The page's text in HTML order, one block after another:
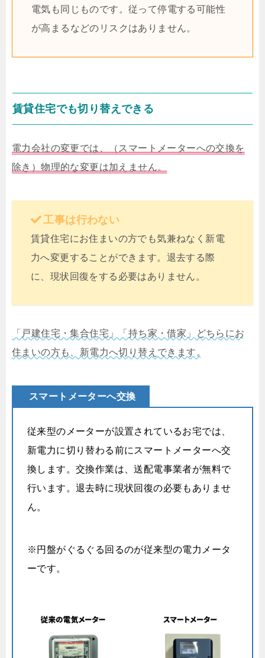
電気も同じものです。従って停電する可能性
が高まるなどのリスクはありません。
賃貸住宅でも切り替えできる
電力会社の変更では、（スマートメーターへの交換を
除き）物理的な変更は加えません。
工事は行わない
賃貸住宅にお住まいの方でも気兼ねなく新電
力へ変更することができます。退去する際
に、現状回復をする必要はありません。
「戸建住宅・集合住宅」「持ち家・借家」どちらにお
住まいの方も、新電力へ切り替えできます。
スマートメーターへ交換
従来型のメーターが設置されているお宅では、
新電力に切り替わる前にスマートメーターへ交
換します。交換作業は、送配電事業者が無料で
行います。退去時に現状回復の必要もありませ
ん。
※円盤がぐるぐる回るのが従来型の電力メータ
ーです。